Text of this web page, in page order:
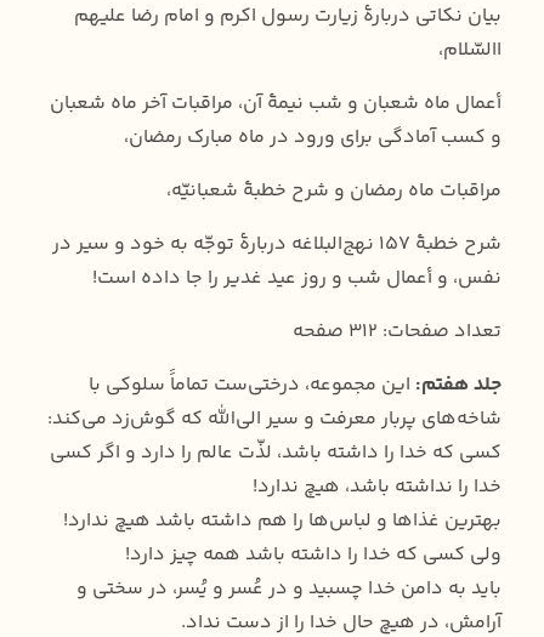
بیان نکاتی دربارۀ زیارت رسول اکرم و امام رضا علیهم
ا‌السّلام،
أعمال ماه شعبان و شب نیمۀ آن، مراقبات آخر ماه شعبان
و کسب آمادگی برای ورود در ماه مبارک رمضان،
مراقبات ماه رمضان و شرح خطبۀ شعبانیّه،
شرح خطبۀ 157 نهج‌البلاغه دربارۀ توجّه به خود و سیر در
نفس، و أعمال شب و روز عید غدیر را جا داده است!
تعداد صفحات: 312 صفحه
جلد هفتم: این مجموعه، درختی‌ست تماماََ سلوکی با
شاخه‌های پربار معرفت و سیر الی‌الله که گوش‌زد می‌کند:
کسی که خدا را داشته باشد، لذّت عالم را دارد و اگر کسی
خدا را نداشته باشد، هیچ ندارد!
بهترین غذاها و لباس‌ها را هم داشته باشد هیچ ندارد!
ولی کسی که خدا را داشته باشد همه چیز دارد!
باید به دامن خدا چسبید و در عُسر و یُسر، در سختی و
آرامش، در هیچ حال خدا را از دست نداد.